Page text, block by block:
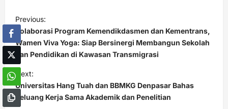
P
o
s
t
n
a
Previous:
Kolaborasi Program Kemendikdasmen dan Kementrans,
Wamen Viva Yoga: Siap Bersinergi Membangun Sekolah
dan Pendidikan di Kawasan Transmigrasi
Next:
Universitas Hang Tuah dan BBMKG Denpasar Bahas
Peluang Kerja Sama Akademik dan Penelitian